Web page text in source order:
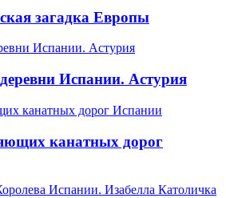
загадка Европы
Испании. Астурия
канатных дорог